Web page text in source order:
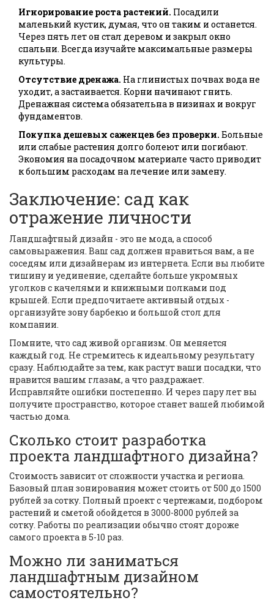
Игнорирование роста растений. Посадили
маленький кустик, думая, что он таким и останется.
Через пять лет он стал деревом и закрыл окно
спальни. Всегда изучайте максимальные размеры
культуры.
Отсутствие дренажа. На глинистых почвах вода не
уходит, а застаивается. Корни начинают гнить.
Дренажная система обязательна в низинах и вокруг
фундаментов.
Покупка дешевых саженцев без проверки. Больные
или слабые растения долго болеют или погибают.
Экономия на посадочном материале часто приводит
к большим расходам на лечение или замену.
Заключение: сад как
отражение личности
Ландшафтный дизайн - это не мода, а способ
самовыражения. Ваш сад должен нравиться вам, а не
соседям или дизайнерам из интернета. Если вы любите
тишину и уединение, сделайте больше укромных
уголков с качелями и книжными полками под
крышей. Если предпочитаете активный отдых -
организуйте зону барбекю и большой стол для
компании.
Помните, что сад живой организм. Он меняется
каждый год. Не стремитесь к идеальному результату
сразу. Наблюдайте за тем, как растут ваши посадки, что
нравится вашим глазам, а что раздражает.
Исправляйте ошибки постепенно. И через пару лет вы
получите пространство, которое станет вашей любимой
частью дома.
Сколько стоит разработка
проекта ландшафтного дизайна?
Стоимость зависит от сложности участка и региона.
Базовый план зонирования может стоить от 500 до 1500
рублей за сотку. Полный проект с чертежами, подбором
растений и сметой обойдется в 3000-8000 рублей за
сотку. Работы по реализации обычно стоят дороже
самого проекта в 5-10 раз.
Можно ли заниматься
ландшафтным дизайном
самостоятельно?